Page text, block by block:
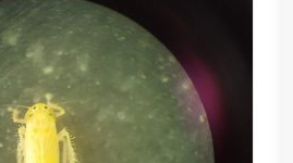
Search